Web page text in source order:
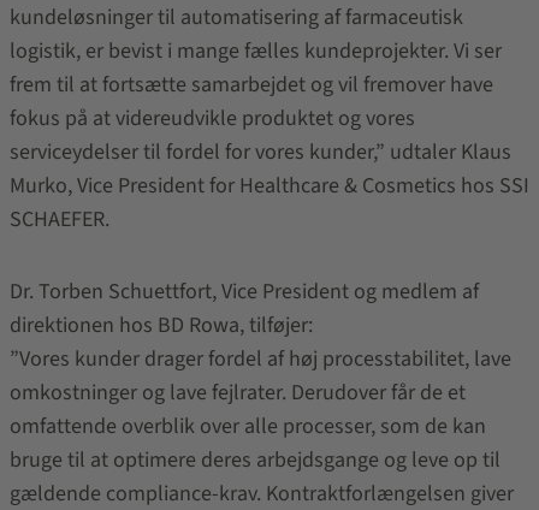
kundeløsninger til automatisering af farmaceutisk
logistik, er bevist i mange fælles kundeprojekter. Vi ser
frem til at fortsætte samarbejdet og vil fremover have
fokus på at videreudvikle produktet og vores
serviceydelser til fordel for vores kunder,” udtaler Klaus
Murko, Vice President for Healthcare & Cosmetics hos SSI
SCHAEFER.
Dr. Torben Schuettfort, Vice President og medlem af
direktionen hos BD Rowa, tilføjer:
”Vores kunder drager fordel af høj processtabilitet, lave
omkostninger og lave fejlrater. Derudover får de et
omfattende overblik over alle processer, som de kan
bruge til at optimere deres arbejdsgange og leve op til
gældende compliance-krav. Kontraktforlængelsen giver